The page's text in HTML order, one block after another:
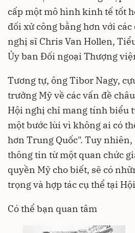
cấp một mô hình kinh tế tốt
đối xử công bằng hơn với các
nghị sĩ Chris Van Hollen,
Ủy ban Đối ngoại Thượng
Tương tự, ông Tibor Nagy,
trưởng Mỹ về các vấn đề
Hội nghị chỉ mang tính biểu
một bước lùi vì không ai có
hơn Trung Quốc". Tuy
thông tin từ một quan chức
quyền Mỹ cho biết, sẽ có
trọng và hợp tác cụ thể tại
Có thể bạn quan tâm